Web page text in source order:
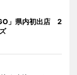
」県内初出店 2